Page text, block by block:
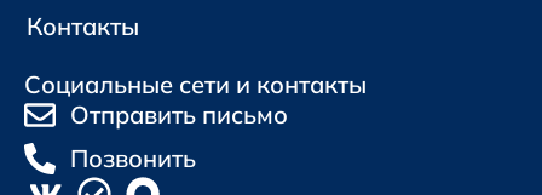
Контакты
Социальные сети и контакты
Отправить письмо
Позвонить